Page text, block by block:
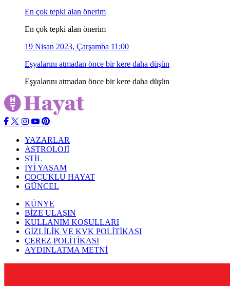
En çok tepki alan önerim
En çok tepki alan önerim
19 Nisan 2023, Çarşamba 11:00
Eşyalarını atmadan önce bir kere daha düşün
Eşyalarını atmadan önce bir kere daha düşün
YAZARLAR
ASTROLOJİ
STİL
İYİ YAŞAM
ÇOÇUKLU HAYAT
GÜNCEL
KÜNYE
BİZE ULAŞIN
KULLANIM KOŞULLARI
GİZLİLİK VE KVK POLİTİKASI
ÇEREZ POLİTİKASI
AYDINLATMA METNİ